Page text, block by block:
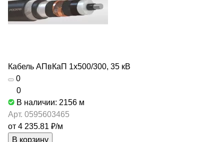
Кабель АПвКаП 1х500/300, 35 кВ
0
0
В наличии: 2156 м
Арт. 0595603465
от 4 235.81 ₽/м
В корзину